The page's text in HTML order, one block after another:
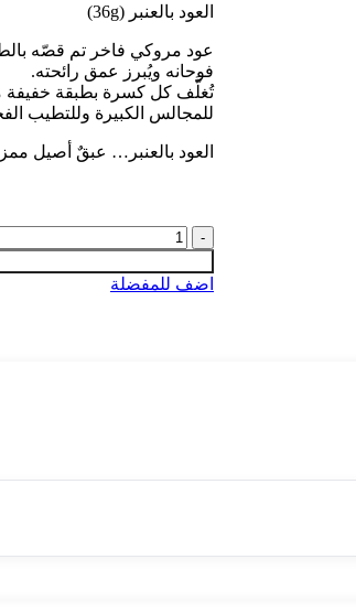
العود بالعنبر (36g)
عود مروكي فاخر تم قصّه
فوحانه ويُبرز عمق رائحته.
تُغلَّف كل كسرة بطبقة خفيفة من
للمجالس الكبيرة وللتطيب
العود بالعنبر… عبقٌ أصيل
اضف للمفضلة